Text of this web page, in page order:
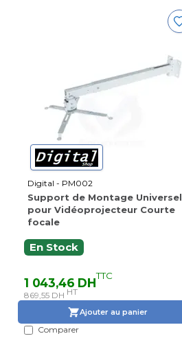
Digital - PM002
Support de Montage Universel
pour Vidéoprojecteur Courte
focale
En Stock
1 043,46 DHTTC
869,55 DH HT
Ajouter au panier
Comparer